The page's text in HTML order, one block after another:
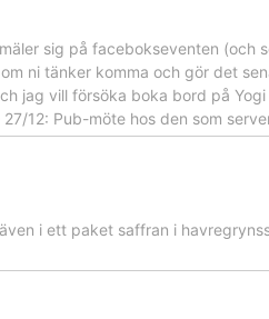
sig på facebokseventen (och
ni tänker komma och gör det
jag vill försöka boka bord på
12: Pub-möte hos den som
i ett paket saffran i